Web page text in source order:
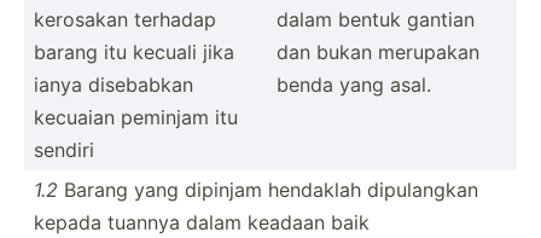
kerosakan terhadap
barang itu kecuali jika
ianya disebabkan
kecuaian peminjam itu
sendiri
dalam bentuk gantian
dan bukan merupakan
benda yang asal.
1.2 Barang yang dipinjam hendaklah dipula­ngkan
kepada tuannya dalam keadaan baik